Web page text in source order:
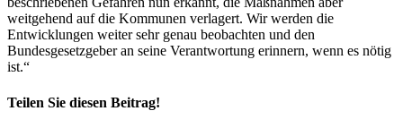
weitgehend auf die Kommunen verlagert. Wir werden die
Entwicklungen weiter sehr genau beobachten und den
Bundesgesetzgeber an seine Verantwortung erinnern, wenn es nötig
ist.“
Teilen Sie diesen Beitrag!